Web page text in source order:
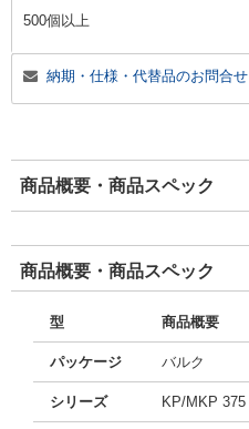
500個以上
納期・仕様・代替品のお問合せ
商品概要・商品スペック
商品概要・商品スペック
型 商品概要
パッケージ バルク
シリーズ KP/MKP 375